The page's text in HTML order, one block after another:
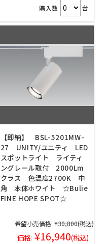
購入数 台
【即納】 BSL-5201MW-
27 UNITY/ユニティ LED
スポットライト ライティ
ングレール取付 2000Lm
クラス 色温度2700K 中
角 本体ホワイト ☆Bulie
FINE HOPE SPOT☆
希望小売価格: ¥30,800(税込)
価格: ¥16,940(税込)